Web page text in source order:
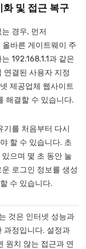
및 접근 복구
경우, 먼저
바른 게이트웨이 주
192.168.1.1과 같은
연결된 사용자 지정
제공업체 웹사이트
해결할 수 있습니다.
기를 처음부터 다시
할 수 있습니다. 초
으며 몇 초 동안 눌
로그인 정보를 생성
수 있습니다.
것은 인터넷 성능과
과정입니다. 설정과
원치 않는 접근과 연